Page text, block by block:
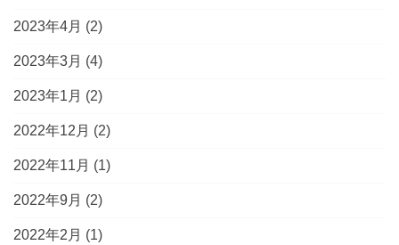
2023年4月 (2)
2023年3月 (4)
2023年1月 (2)
2022年12月 (2)
2022年11月 (1)
2022年9月 (2)
2022年2月 (1)